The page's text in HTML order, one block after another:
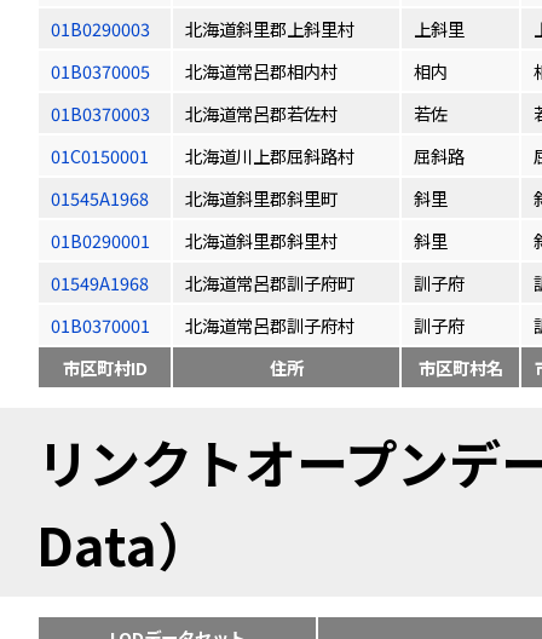
01B0290003
北海道斜里郡上斜里村 上斜里
01B0370005
北海道常呂郡相内村 相内
01B0370003
北海道常呂郡若佐村 若佐
01C0150001
北海道川上郡屈斜路村 屈斜路
01545A1968
北海道斜里郡斜里町 斜里
01B0290001
北海道斜里郡斜里村 斜里
01549A1968
北海道常呂郡訓子府町 訓子府
01B0370001
北海道常呂郡訓子府村 訓子府
市区町村ID
住所 市区町村名
リンクトオープン
Data）